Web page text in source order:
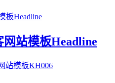
站模板Headline